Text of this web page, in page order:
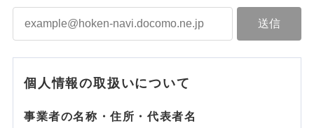
個人情報の取扱いについて
事業者の名称・住所・代表者名